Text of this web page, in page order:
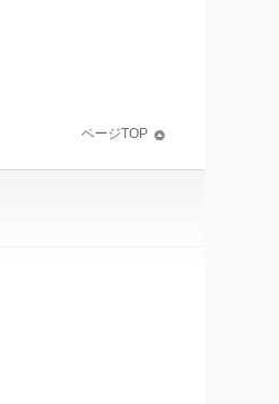
ページTOP